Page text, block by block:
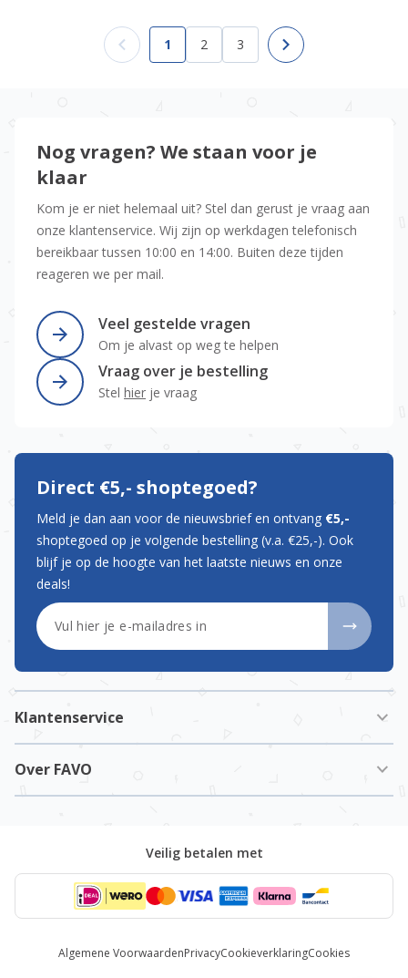
U lees momenteel pagina
1 Pagina
2 Pagina
3
Nog vragen? We staan voor je
klaar
Kom je er niet helemaal uit? Stel dan gerust je vraag aan
onze klantenservice. Wij zijn op werkdagen telefonisch
bereikbaar tussen 10:00 en 14:00. Buiten deze tijden
reageren we per mail.
Veel gestelde vragen
Om je alvast op weg te helpen
Vraag over je bestelling
Stel hier je vraag
Klantenservice
Over FAVO
Direct €5,- shoptegoed?
Meld je dan aan voor de nieuwsbrief en ontvang €5,-
shoptegoed op je volgende bestelling (v.a. €25,-). Ook
blijf je op de hoogte van het laatste nieuws en onze
deals!
E-mailadres
Algemene VoorwaardenPrivacyCookieverklaringCookies
Veilig betalen met